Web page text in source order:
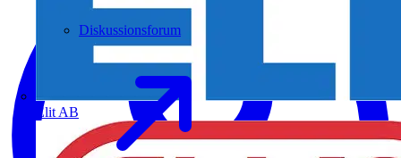
Elit AB
Diskussionsforum